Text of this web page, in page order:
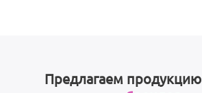
Предлагаем продукцию